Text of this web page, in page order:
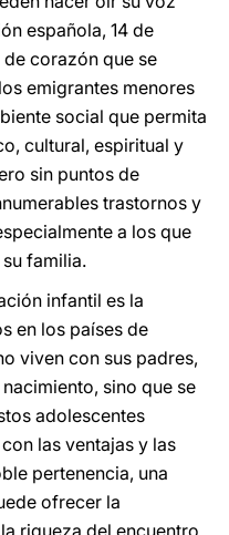
española, 14 de
de corazón que se
emigrantes menores
social que permita
cultural, espiritual y
sin puntos de
trastornos y
a los que
familia.
infantil es la
en los países de
viven con sus padres,
sino que se
adolescentes
las ventajas y las
pertenencia, una
ofrecer la
riqueza del encuentro